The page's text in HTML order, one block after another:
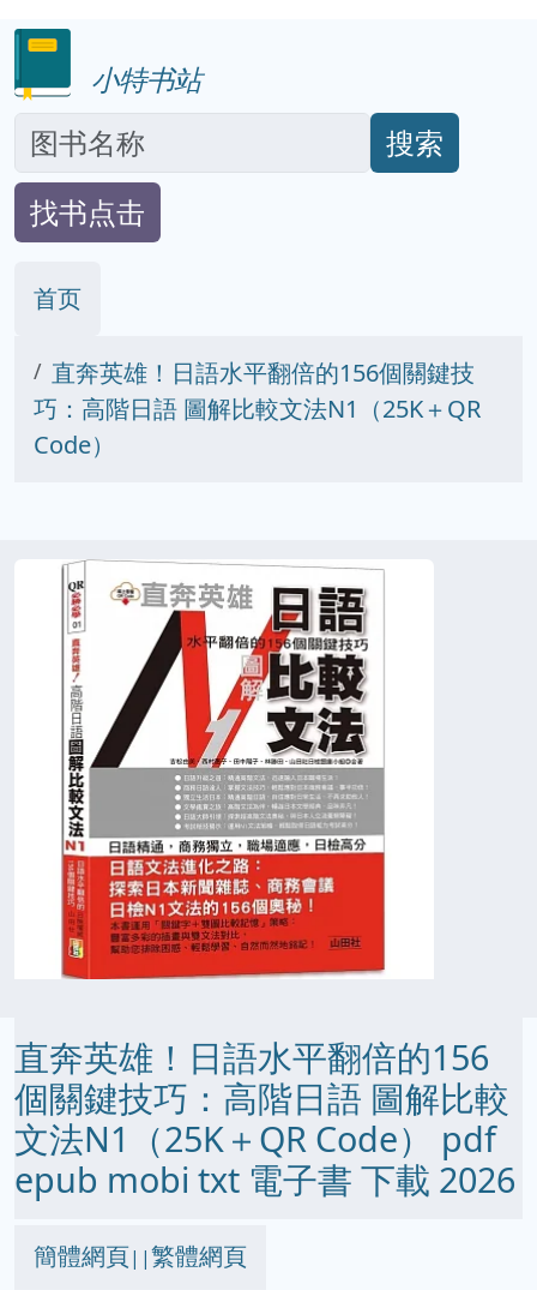
小特书站
搜索
找书点击
首页
直奔英雄！日語水平翻倍的156個關鍵技
巧：高階日語 圖解比較文法N1（25K＋QR
Code）
直奔英雄！日語水平翻倍的156
個關鍵技巧：高階日語 圖解比較
文法N1（25K＋QR Code） pdf
epub mobi txt 電子書 下載 2026
簡體網頁||繁體網頁